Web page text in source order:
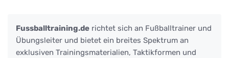
Fussballtraining.de richtet sich an Fußballtrainer und
Übungsleiter und bietet ein breites Spektrum an
exklusiven Trainingsmaterialien, Taktikformen und